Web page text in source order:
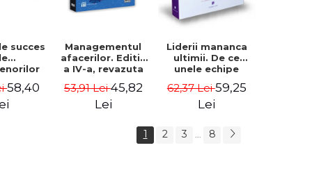
succes
sa-ti
58,40
Managementul
afacerilor. Editia
a IV-a, revazuta
Gabriel I. Nastase
53,91 Lei45,82
Lei
Liderii mananca
ultimii. De ce
unele echipe
impreuna, iar
altele nu. Editia a
62,37 Lei59,25
Lei
1 2 3 8